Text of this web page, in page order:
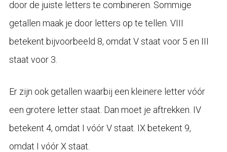
door de juiste letters te combineren. Sommige
getallen maak je door letters op te tellen. VIII
betekent bijvoorbeeld 8, omdat V staat voor 5 en III
staat voor 3.
Er zijn ook getallen waarbij een kleinere letter vóór
een grotere letter staat. Dan moet je aftrekken. IV
betekent 4, omdat I vóór V staat. IX betekent 9,
omdat I vóór X staat.